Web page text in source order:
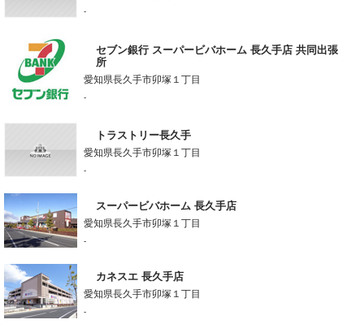
-
セブン銀行 スーパービバホーム 長久手店 共同出張
所
愛知県長久手市卯塚１丁目
-
トラストリー長久手
愛知県長久手市卯塚１丁目
-
スーパービバホーム 長久手店
愛知県長久手市卯塚１丁目
-
カネスエ 長久手店
愛知県長久手市卯塚１丁目
-